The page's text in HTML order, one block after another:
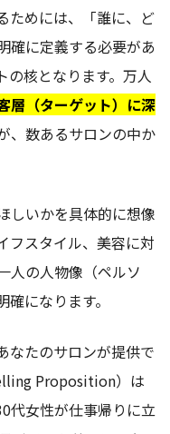
ためには、「誰に、ど
確に定義する必要があ
の核となります。万人
層（ターゲット）に深
、数あるサロンの中か
しいかを具体的に想像
フスタイル、美容に対
人の人物像（ペルソ
になります。
なたのサロンが提供で
Proposition）は
代女性が仕事帰りに立